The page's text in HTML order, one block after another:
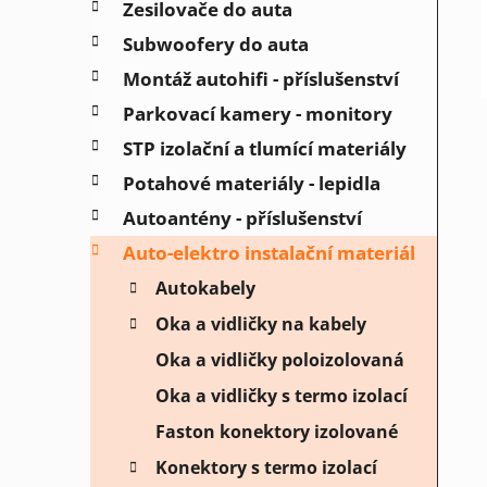
í
p
a
n
e
Zesilovače do auta
Subwoofery do auta
Montáž autohifi - příslušenství
Parkovací kamery - monitory
STP izolační a tlumící materiály
Potahové materiály - lepidla
Autoantény - příslušenství
Auto-elektro instalační materiál
Autokabely
Oka a vidličky na kabely
Oka a vidličky poloizolovaná
Oka a vidličky s termo izolací
Faston konektory izolované
Konektory s termo izolací